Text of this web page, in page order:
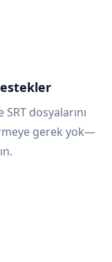
SRT dosyalarını
gerek yok—